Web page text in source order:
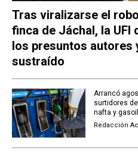
Tras viralizarse el
finca de Jáchal, la
los presuntos autores
sustraído
Arrancó
surtidores
nafta y
Redacción